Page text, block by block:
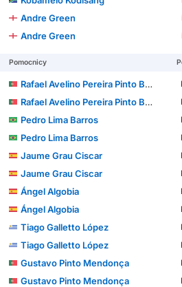
Andre Green
Andre Green
Pomocnicy
Rafael Avelino Pereira Pinto Barbosa
Rafael Avelino Pereira Pinto Barbosa
Pedro Lima Barros
Pedro Lima Barros
Jaume Grau Ciscar
Jaume Grau Ciscar
Ángel Algobia
Ángel Algobia
Tiago Galletto López
Tiago Galletto López
Gustavo Pinto Mendonça
Gustavo Pinto Mendonça